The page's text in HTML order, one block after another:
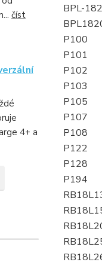
číst
4+ a
BPL-
P100
P101
P102
P103
P105
P107
P108
P122
P128
P194